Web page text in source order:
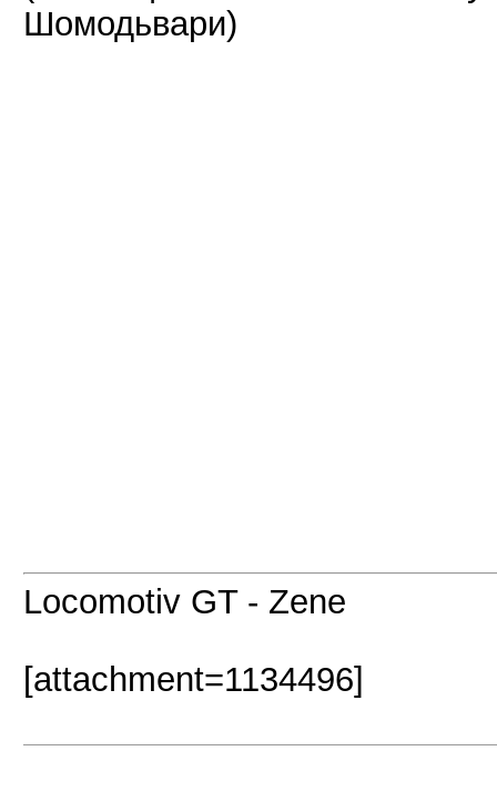
Шомодьвари)
Locomotiv GT - Zene
[attachment=1134496]